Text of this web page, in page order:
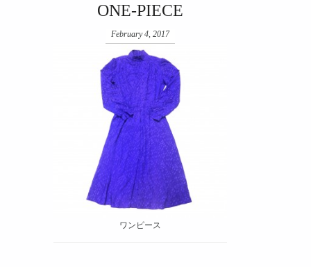
ONE-PIECE
February 4, 2017
ワンピース